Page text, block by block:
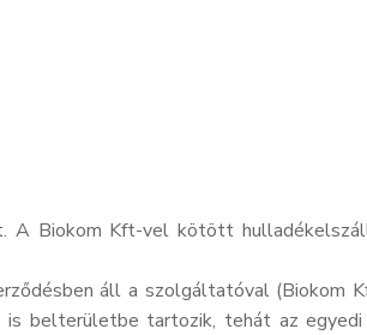
A Biokom Kft-vel kötött
áll a szolgáltatóval (Biokom
belterületbe tartozik, tehát az